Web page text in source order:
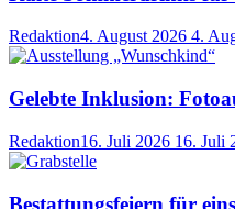
Redaktion4. August 2026 4.
Gelebte Inklusion:
Redaktion16. Juli 2026 16. Juli
Bestattungsfeiern für